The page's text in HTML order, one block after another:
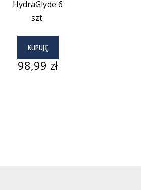
HydraGlyde 6
szt.
KUPUJĘ
Cena
98,99 zł